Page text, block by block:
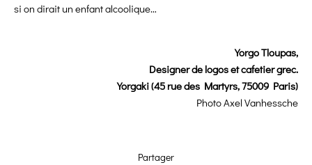
si on dirait un enfant alcoolique…
Yorgo Tloupas,
Designer de logos et cafetier grec.
Yorgaki (45 rue des Martyrs, 75009 Paris)
Photo Axel Vanhessche
Partager